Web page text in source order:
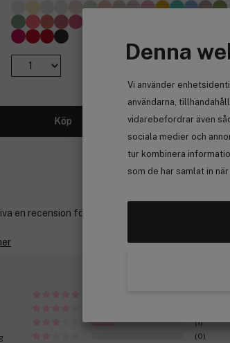
Denna
Vi använder
användarna,
vidarebefordrar även
sociala medier och
tur kombinera
som de har samlat in
Köp
en recension för produkter som du har köpt.
(1)
(0)